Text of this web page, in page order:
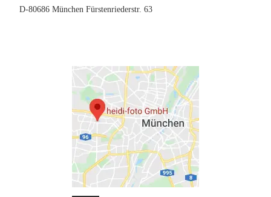
D-80686 München Fürstenriederstr. 63